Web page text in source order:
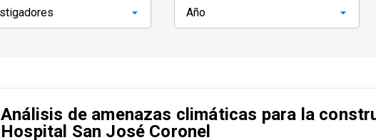
Análisis de amenazas climáticas para la
Hospital San José Coronel